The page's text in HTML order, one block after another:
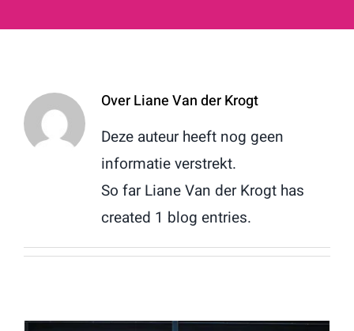
OverLiane Van der Krogt
Deze auteur heeft nog geen
informatie verstrekt.
So far Liane Van der Krogt has
created 1 blog entries.